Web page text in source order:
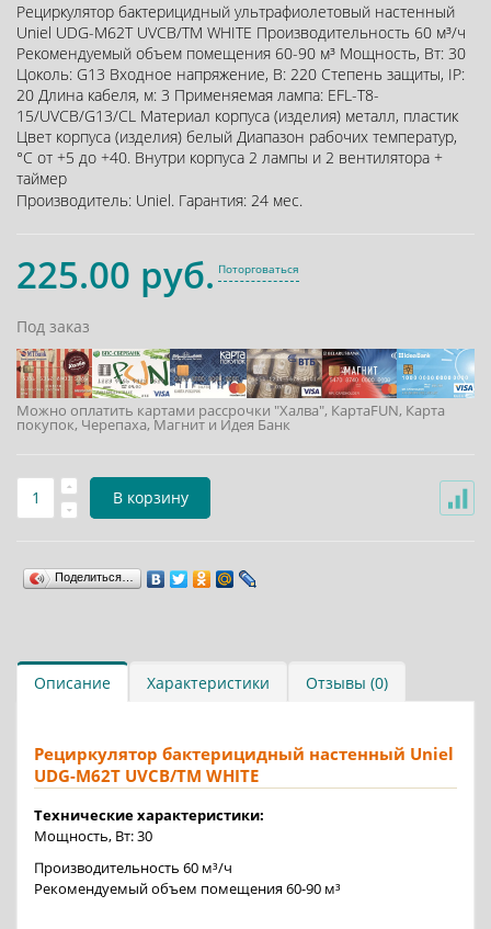
Рециркулятор бактерицидный ультрафиолетовый настенный
Uniel UDG-M62T UVCB/TM WHITE Производительность 60 м³/ч
Рекомендуемый объем помещения 60-90 м³ Мощность, Вт: 30
Цоколь: G13 Входное напряжение, В: 220 Степень защиты, IP:
20 Длина кабеля, м: 3 Применяемая лампа: EFL-T8-
15/UVCB/G13/CL Материал корпуса (изделия) металл, пластик
Цвет корпуса (изделия) белый Диапазон рабочих температур,
°С от +5 до +40. Внутри корпуса 2 лампы и 2 вентилятора +
таймер
Производитель: Uniel. Гарантия: 24 мес.
225.00 руб. Поторговаться
Под заказ
Можно оплатить картами рассрочки "Халва", КартаFUN, Карта
покупок, Черепаха, Магнит и Идея Банк
В корзину
Поделиться…
Описание Характеристики Отзывы (0)
Рециркулятор бактерицидный настенный Uniel
UDG-M62T UVCB/TM WHITE
Технические характеристики:
Мощность, Вт: 30
Производительность 60 м³/ч
Рекомендуемый объем помещения 60-90 м³